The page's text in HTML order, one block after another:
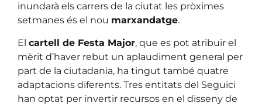
inundarà els carrers de la ciutat les pròximes
setmanes és el nou marxandatge.
El cartell de Festa Major, que es pot atribuir el
mèrit d’haver rebut un aplaudiment general per
part de la ciutadania, ha tingut també quatre
adaptacions diferents. Tres entitats del Seguici
han optat per invertir recursos en el disseny de